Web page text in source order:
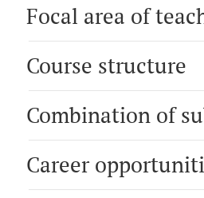
Focal area of
Course structure
Combination of
Career